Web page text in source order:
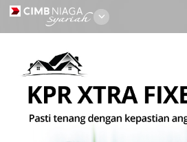
Personal